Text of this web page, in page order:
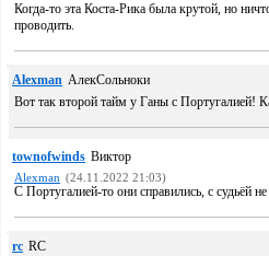
Когда-то эта Коста-Рика была крутой, но
проводить.
Alexman АлекСольноки
Вот так второй тайм у Ганы с Португалией!
townofwinds Виктор
Alexman (24.11.2022 21:03)
С Португалией-то они справились, с судьёй
rc RC